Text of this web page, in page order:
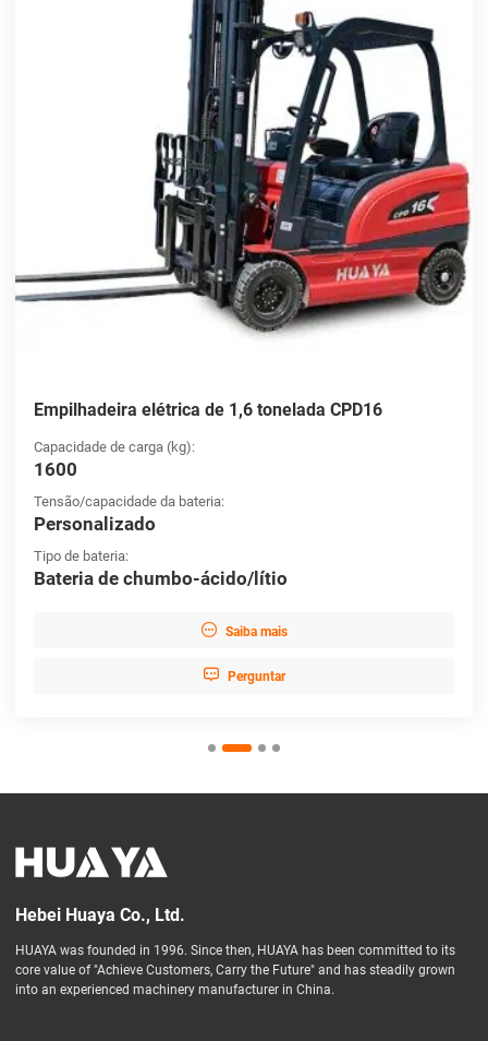
Empilhadeira elétrica de 1,6 tonelada CPD16
Capacidade de carga (kg):
1600
Tensão/capacidade da bateria:
Personalizado
Tipo de bateria:
Bateria de chumbo-ácido/lítio
 Saiba mais
 Perguntar
Hebei Huaya Co., Ltd.
HUAYA was founded in 1996. Since then, HUAYA has been committed to its
core value of "Achieve Customers, Carry the Future" and has steadily grown
into an experienced machinery manufacturer in China.